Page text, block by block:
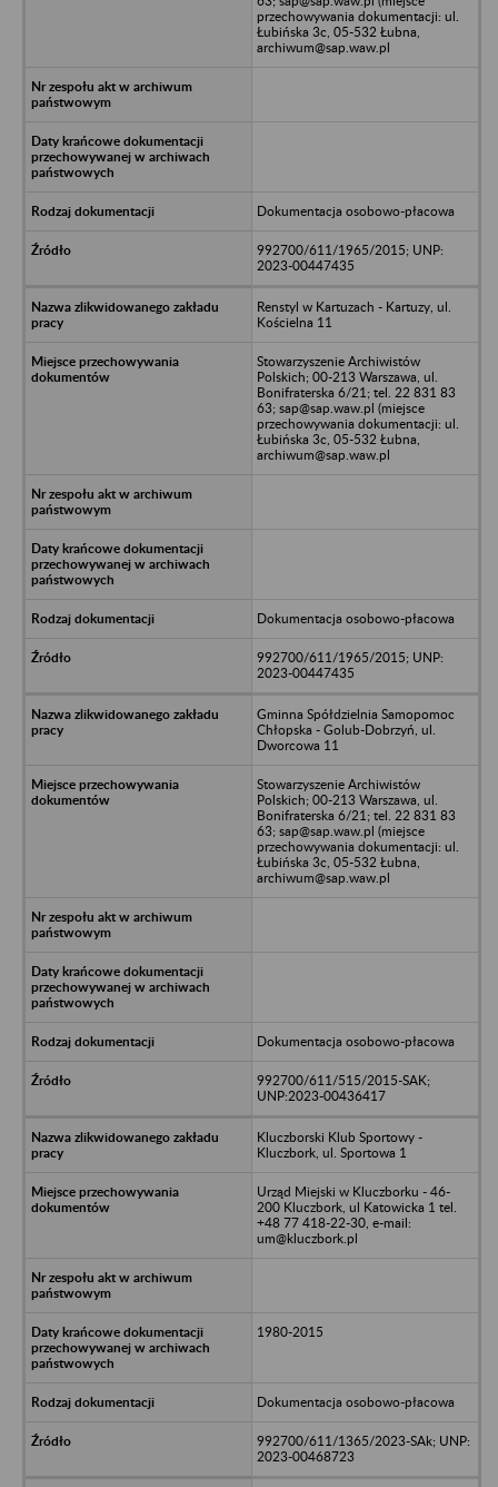
przechowywania dokumentacji: ul.
Łubińska 3c, 05-532 Łubna,
archiwum@sap.waw.pl
Dokumentacja osobowo-płacowa
992700/611/1965/2015; UNP:
2023-00447435
Renstyl w Kartuzach - Kartuzy, ul.
Kościelna 11
Stowarzyszenie Archiwistów
Polskich; 00-213 Warszawa, ul.
Bonifraterska 6/21; tel. 22 831 83
63; sap@sap.waw.pl (miejsce
przechowywania dokumentacji: ul.
Łubińska 3c, 05-532 Łubna,
archiwum@sap.waw.pl
Dokumentacja osobowo-płacowa
992700/611/1965/2015; UNP:
2023-00447435
Gminna Spółdzielnia Samopomoc
Chłopska - Golub-Dobrzyń, ul.
Dworcowa 11
Stowarzyszenie Archiwistów
Polskich; 00-213 Warszawa, ul.
Bonifraterska 6/21; tel. 22 831 83
63; sap@sap.waw.pl (miejsce
przechowywania dokumentacji: ul.
Łubińska 3c, 05-532 Łubna,
archiwum@sap.waw.pl
Dokumentacja osobowo-płacowa
992700/611/515/2015-SAK;
UNP:2023-00436417
Kluczborski Klub Sportowy -
Kluczbork, ul. Sportowa 1
Urząd Miejski w Kluczborku - 46-
200 Kluczbork, ul Katowicka 1 tel.
+48 77 418-22-30, e-mail:
um@kluczbork.pl
1980-2015
Dokumentacja osobowo-płacowa
992700/611/1365/2023-SAk; UNP:
2023-00468723